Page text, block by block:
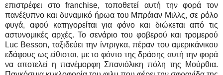
επιστρέφει στο franchise, τοποθετεί αυτή την φορά τον
πανέξυπνο και δυναμικό ήρωα του Μπράιαν Μιλλς, σε ρόλο
φυγά, αφού κατηγορείται για φόνο και διώκεται από τις
αστυνομικές αρχές. Το σενάριο του φοβερού και τρομερού
Luc Besson, ταξιδεύει την ίντριγκα, πέραν του αμερικάνικου
εδάφους ως είθισται, με το φόντο της δράσης αυτή την φορά
να αποτελεί η πανέμορφη Σπανιόλικη πόλη της Μούρθια.